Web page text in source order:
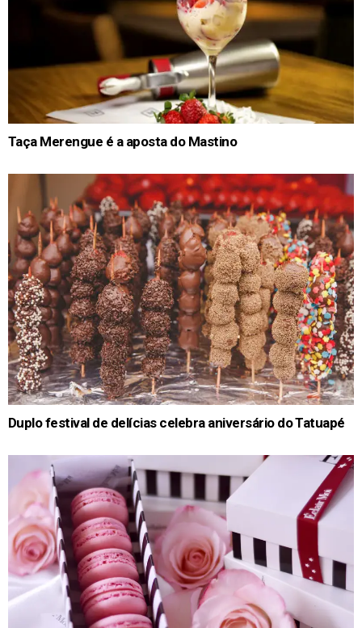
Taça Merengue é a aposta do Mastino
Duplo festival de delícias celebra aniversário do Tatuapé